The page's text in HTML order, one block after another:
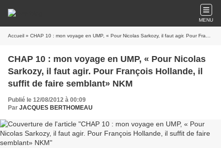
MENU
Accueil » CHAP 10 : mon voyage en UMP, « Pour Nicolas Sarkozy, il faut agir. Pour François Hollande, il suffit de faire semblant» NKM
CHAP 10 : mon voyage en UMP, « Pour Nicolas
Sarkozy, il faut agir. Pour François Hollande, il
suffit de faire semblant» NKM
Publié le 12/08/2012 à 00:09
Par JACQUES BERTHOMEAU